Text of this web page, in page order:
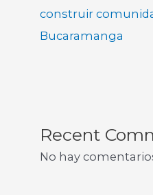
construir
Bucaramanga
Recent
No hay